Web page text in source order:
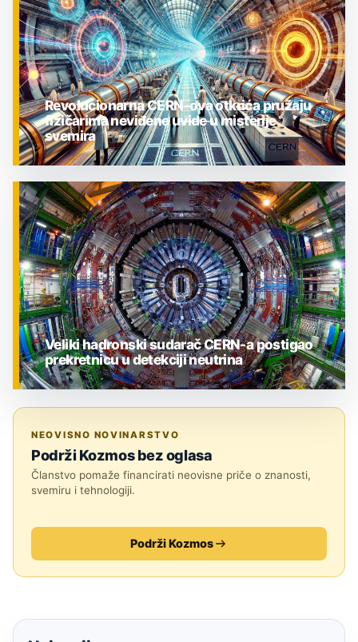
ZNANOST
Revolucionarna CERN-ova otkrića pružaju
fizičarima neviđene uvide u misterije
svemira
Veliki hadronski sudarač CERN-a postigao
prekretnicu u detekciji neutrina
NEOVISNO NOVINARSTVO
Podrži Kozmos bez oglasa
Članstvo pomaže financirati neovisne priče o znanosti,
svemiru i tehnologiji.
Podrži Kozmos